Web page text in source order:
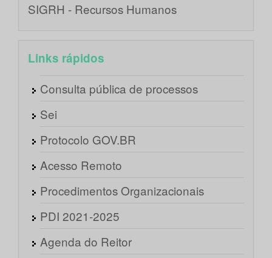
SIGRH - Recursos Humanos
Links rápidos
Consulta pública de processos
Sei
Protocolo GOV.BR
Acesso Remoto
Procedimentos Organizacionais
PDI 2021-2025
Agenda do Reitor